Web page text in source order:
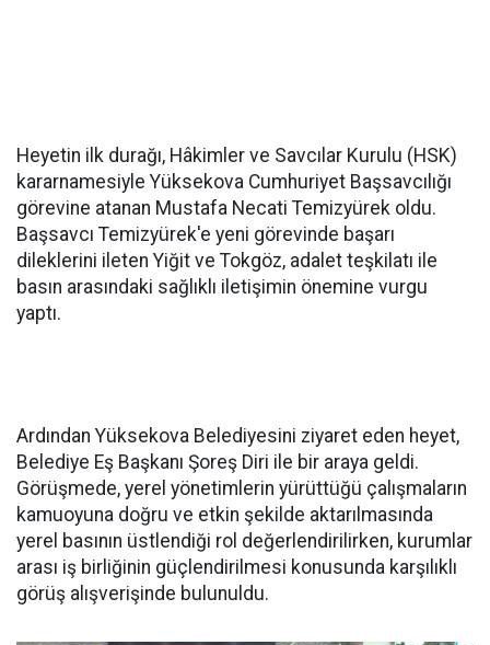
Heyetin ilk durağı, Hâkimler ve Savcılar Kurulu (HSK)
kararnamesiyle Yüksekova Cumhuriyet Başsavcılığı
görevine atanan Mustafa Necati Temizyürek oldu.
Başsavcı Temizyürek'e yeni görevinde başarı
dileklerini ileten Yiğit ve Tokgöz, adalet teşkilatı ile
basın arasındaki sağlıklı iletişimin önemine vurgu
yaptı.
Ardından Yüksekova Belediyesini ziyaret eden heyet,
Belediye Eş Başkanı Şoreş Diri ile bir araya geldi.
Görüşmede, yerel yönetimlerin yürüttüğü çalışmaların
kamuoyuna doğru ve etkin şekilde aktarılmasında
yerel basının üstlendiği rol değerlendirilirken, kurumlar
arası iş birliğinin güçlendirilmesi konusunda karşılıklı
görüş alışverişinde bulunuldu.